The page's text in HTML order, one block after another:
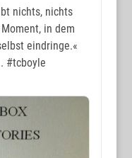
nichts, nichts
in dem
eindringe.«
#tcboyle